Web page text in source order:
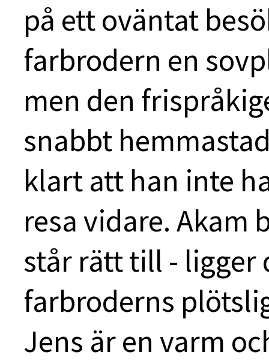
på ett oväntat
farbrodern en
men den
snabbt
klart att han inte
resa vidare. Akam
står rätt till - ligger
farbroderns
Jens är en varm